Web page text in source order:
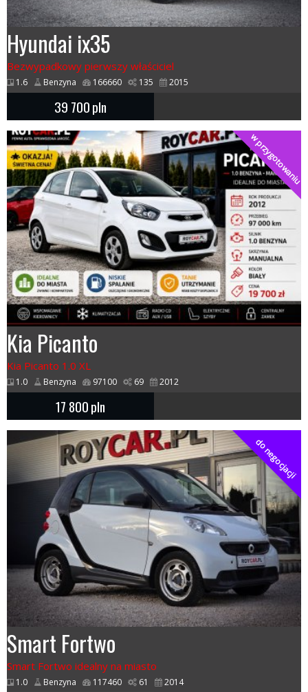
Hyundai ix35
Bezwypadkowy pierwszy właściciel
1.6 Benzyna 166660 135 2015
39 700pln
w przygotowaniu
Kia Picanto
Kia Picanto 1.0 XL
1.0 Benzyna 97100 69 2012
17 800pln
do negocjacji
Smart Fortwo
Smart Fortwo idealny na miasto
1.0 Benzyna 117460 61 2014